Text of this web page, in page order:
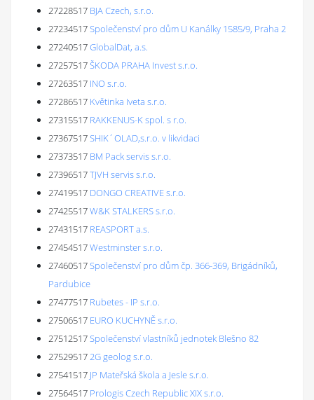
27228517 BJA Czech, s.r.o.
27234517Společenství pro dům U Kanálky 1585/9, Praha 2
27240517GlobalDat, a.s.
27257517ŠKODA PRAHA Invest s.r.o.
27263517 INO s.r.o.
27286517 Květinka Iveta s.r.o.
27315517 RAKKENUS-K spol. s r.o.
27367517SHIK´OLAD,s.r.o. v likvidaci
27373517 BM Pack servis s.r.o.
27396517TJVH servis s.r.o.
27419517 DONGO CREATIVE s.r.o.
27425517W&K STALKERS s.r.o.
27431517 REASPORT a.s.
27454517Westminster s.r.o.
27460517Společenství pro dům čp. 366-369, Brigádníků,
Pardubice
27477517 Rubetes - IP s.r.o.
27506517 EURO KUCHYNĚ s.r.o.
27512517Společenství vlastníků jednotek Blešno 82
275295172G geolog s.r.o.
27541517 JP Mateřská škola a Jesle s.r.o.
27564517 Prologis Czech Republic XIX s.r.o.